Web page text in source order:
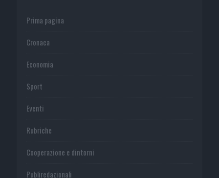
Prima pagina
Cronaca
Economia
Sport
Eventi
Rubriche
Cooperazione e dintorni
Publiredazionali